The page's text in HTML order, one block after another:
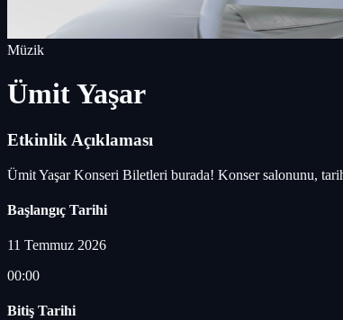
Müzik
Ümit Yaşar
Etkinlik Açıklaması
Ümit Yaşar Konseri Biletleri burada! Konser salonunu,
Başlangıç Tarihi
11 Temmuz 2026
00:00
Bitiş Tarihi